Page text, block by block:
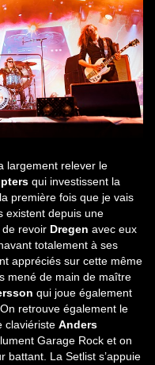
largement relever le
qui investissent la
première fois que je vais
existent depuis une
de revoir Dregen avec eux
totalement à ses
appréciés sur cette même
mené de main de maître
qui joue également
retrouve également le
claviériste Anders
Garage Rock et on
battant. La Setlist s’appuie